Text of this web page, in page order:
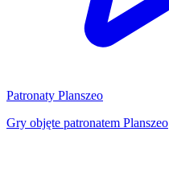
Patronaty Planszeo
Gry objęte patronatem Planszeo